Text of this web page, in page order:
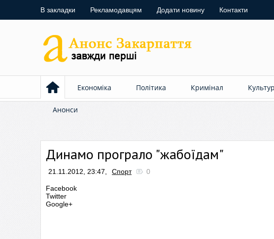
В закладки Рекламодавцям Додати новину Контакти
Економіка Політика Кримінал
Анонси
Динамо програло "жабоїдам"
21.11.2012, 23:47, Спорт 0
Facebook
Twitter
Google+